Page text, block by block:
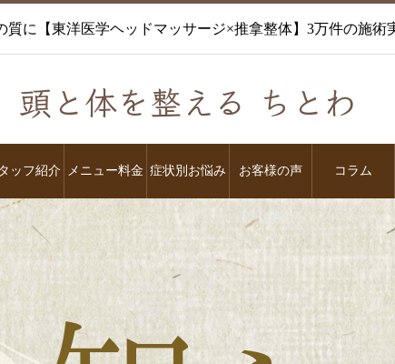
に【東洋医学ヘッドマッサージ×推拿整体】3万件の施
頭と体を整える ちとわ
ッフ紹介 メニュー料金 症状別お悩み お客様の声 コラム